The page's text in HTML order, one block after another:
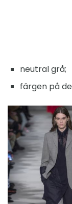
neutral grå;
färgen på